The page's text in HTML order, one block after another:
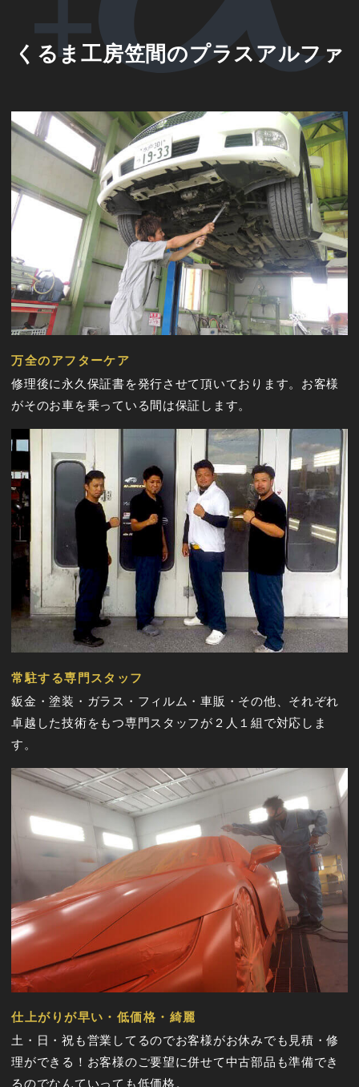
くるま工房笠間のプラスアルファ
万全のアフターケア
修理後に永久保証書を発行させて頂いております。お客様
がそのお車を乗っている間は保証します。
常駐する専門スタッフ
鈑金・塗装・ガラス・フィルム・車販・その他、それぞれ
卓越した技術をもつ専門スタッフが２人１組で対応しま
す。
仕上がりが早い・低価格・綺麗
土・日・祝も営業してるのでお客様がお休みでも見積・修
理ができる！お客様のご要望に併せて中古部品も準備でき
るのでなんていっても低価格。